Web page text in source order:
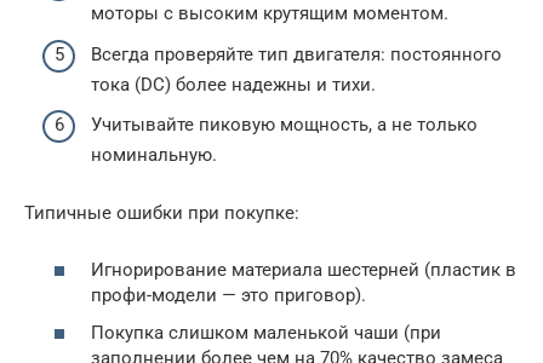
моторы с высоким крутящим моментом.
Всегда проверяйте тип двигателя: постоянного
тока (DC) более надежны и тихи.
Учитывайте пиковую мощность, а не только
номинальную.
Типичные ошибки при покупке:
Игнорирование материала шестерней (пластик в
профи-модели — это приговор).
Покупка слишком маленькой чаши (при
заполнении более чем на 70% качество замеса